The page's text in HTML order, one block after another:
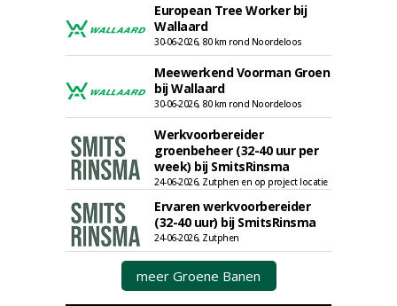
European Tree Worker bij
Wallaard
30-06-2026, 80 km rond Noordeloos
Meewerkend Voorman Groen
bij Wallaard
30-06-2026, 80 km rond Noordeloos
Werkvoorbereider
groenbeheer (32-40 uur per
week) bij SmitsRinsma
24-06-2026, Zutphen en op project locatie
Ervaren werkvoorbereider
(32-40 uur) bij SmitsRinsma
24-06-2026, Zutphen
meer Groene Banen